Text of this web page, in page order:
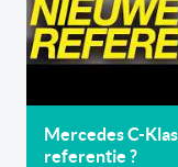
Mercedes C-
referentie ?